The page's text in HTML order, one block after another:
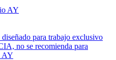
AY
diseñado para trabajo exclusivo
no se recomienda para
AY